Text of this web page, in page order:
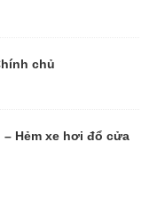
chủ
Hẻm xe hơi đổ cửa